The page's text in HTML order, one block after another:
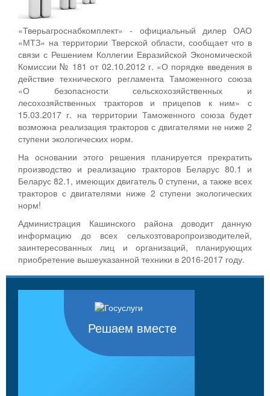
«Тверьагроснабкомплект» - официальный дилер ОАО
«МТЗ» на территории Тверской области, сообщает что в
связи с Решением Коллегии Евразийской Экономической
Комиссии № 181 от 02.10.2012 г. «О порядке введения в
действие технического регламента Таможенного союза
«О безопасности сельскохозяйственных и
лесохозяйственных тракторов и прицепов к ним» с
15.03.2017 г. на территории Таможенного союза будет
возможна реализация тракторов с двигателями не ниже 2
ступени экологических норм.
На основании этого решения планируется прекратить
производство и реализацию тракторов Беларус 80.1 и
Беларус 82.1, имеющих двигатель 0 ступени, а также всех
тракторов с двигателями ниже 2 ступени экологических
норм!
Администрация Кашинского района доводит данную
информацию до всех сельхозтоваропроизводителей,
заинтересованных лиц и организаций, планирующих
приобретение вышеуказанной техники в 2016-2017 году.
Решаем вместе